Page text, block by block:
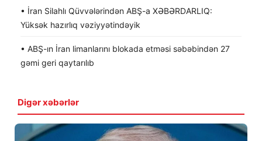
• İran Silahlı Qüvvələrindən ABŞ-a XƏBƏRDARLIQ:
Yüksək hazırlıq vəziyyətindəyik
• ABŞ-ın İran limanlarını blokada etməsi səbəbindən 27
gəmi geri qaytarılıb
Digər xəbərlər